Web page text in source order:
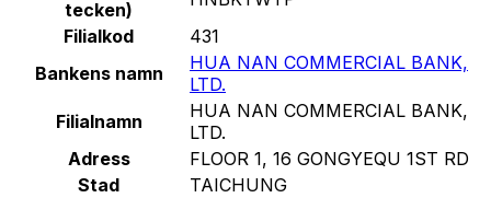
tecken)
Filialkod
431
Bankens namn
HUA NAN COMMERCIAL BANK,
LTD.
Filialnamn
HUA NAN COMMERCIAL BANK,
LTD.
Adress
FLOOR 1, 16 GONGYEQU 1ST RD
Stad
TAICHUNG